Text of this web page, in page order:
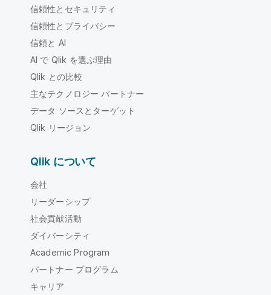
信頼性とセキュリティ
信頼性とプライバシー
信頼と AI
AI で Qlik を選ぶ理由
Qlik との比較
主なテクノロジー パートナー
データ ソースとターゲット
Qlik リージョン
Qlik について
会社
リーダーシップ
社会貢献活動
ダイバーシティ
Academic Program
パートナー プログラム
キャリア